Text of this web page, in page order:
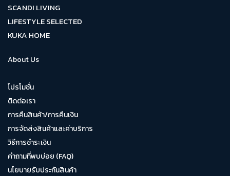
SCANDI LIVING
LIFESTYLE SELECTED
KUKA HOME
About Us
โปรโมชั่น
ติดต่อเรา
การคืนสินค้า/การคืนเงิน
การจัดส่งสินค้าและค่าบริการ
วิธีการชำระเงิน
คำถามที่พบบ่อย (FAQ)
นโยบายรับประกันสินค้า